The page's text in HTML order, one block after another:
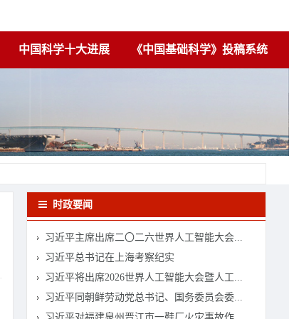
中国科学十大进展 《中国基础科学》投稿系统
时政要闻
习近平主席出席二〇二六世界人工智能大会...
习近平总书记在上海考察纪实
习近平将出席2026世界人工智能大会暨人工...
习近平同朝鲜劳动党总书记、国务委员会委...